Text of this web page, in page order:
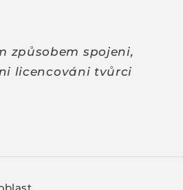
způsobem spojeni,
licencováni tvůrci